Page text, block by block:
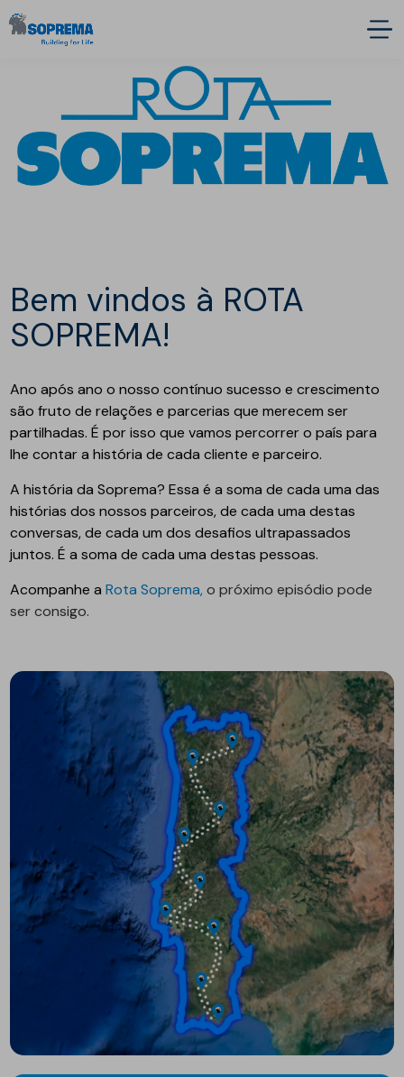
Bem vindos à ROTA
SOPREMA!
Ano após ano o nosso contínuo sucesso e crescimento
são fruto de relações e parcerias que merecem ser
partilhadas. É por isso que vamos percorrer o país para
lhe contar a história de cada cliente e parceiro.
A história da Soprema? Essa é a soma de cada uma das
histórias dos nossos parceiros, de cada uma destas
conversas, de cada um dos desafios ultrapassados
juntos. É a soma de cada uma destas pessoas.
Acompanhe aRota Soprema,o próximo episódio pode
ser consigo.